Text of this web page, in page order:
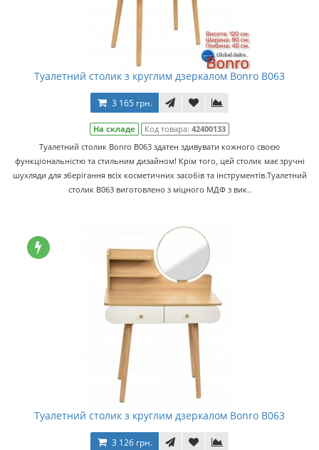
Туалетний столик з круглим дзеркалом Bonro B063
3 165 грн.
На складе Код товара: 42400133
Туалетний столик Bonro B063 здатен здивувати кожного своєю
функціональністю та стильним дизайном! Крім того, цей столик має зручні
шухляди для зберігання всіх косметичних засобів та інструментів.Туалетний
столик B063 виготовлено з міцного МДФ з вик..
Туалетний столик з круглим дзеркалом Bonro B063
3 126 грн.